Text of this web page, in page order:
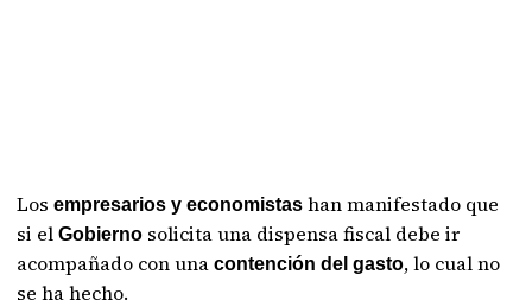
Losempresarios y economistas han manifestado que
si el Gobierno solicita una dispensa fiscal debe ir
acompañado con unacontención del gasto, lo cual no
se ha hecho.